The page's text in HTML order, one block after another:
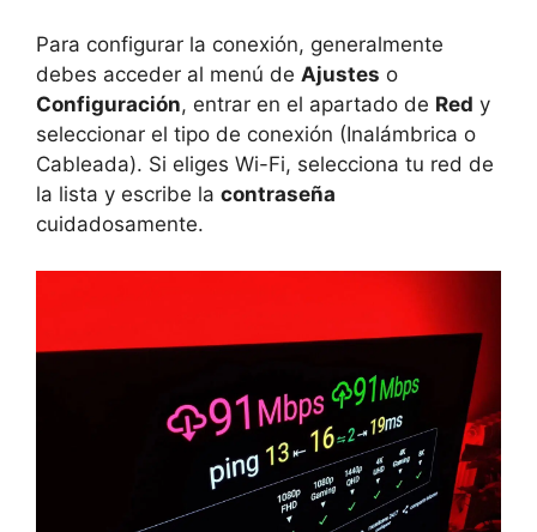
Para configurar la conexión, generalmente
debes acceder al menú de Ajustes o
Configuración, entrar en el apartado de Red y
seleccionar el tipo de conexión (Inalámbrica o
Cableada). Si eliges Wi-Fi, selecciona tu red de
la lista y escribe la contraseña
cuidadosamente.